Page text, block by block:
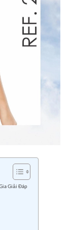
Giải Đáp